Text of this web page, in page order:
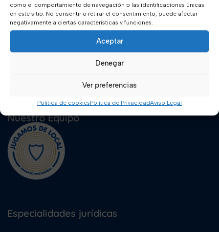
como el comportamiento de navegación o las identificaciones únicas
en este sitio. No consentir o retirar el consentimiento, puede afectar
negativamente a ciertas características y funciones.
Aceptar
Denegar
Ver preferencias
Política de cookiesPolítica de PrivacidadAviso Legal
Nuestro Equipo
Especialidades jurídicas